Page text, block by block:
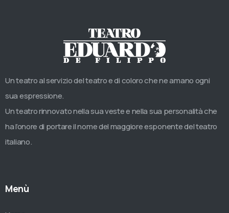
Un teatro al servizio del teatro e di coloro che ne amano ogni
sua espressione.
Un teatro rinnovato nella sua veste e nella sua personalità che
ha l’onore di portare il nome del maggiore esponente del teatro
italiano.
Menù